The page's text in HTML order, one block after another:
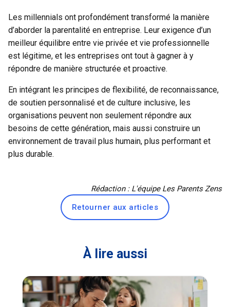
Les millennials ont profondément transformé la manière
d’aborder la parentalité en entreprise. Leur exigence d’un
meilleur équilibre entre vie privée et vie professionnelle
est légitime, et les entreprises ont tout à gagner à y
répondre de manière structurée et proactive.
En intégrant les principes de flexibilité, de reconnaissance,
de soutien personnalisé et de culture inclusive, les
organisations peuvent non seulement répondre aux
besoins de cette génération, mais aussi construire un
environnement de travail plus humain, plus performant et
plus durable.
Rédaction : L'équipe Les Parents Zens
Retourner aux articles
À lire aussi